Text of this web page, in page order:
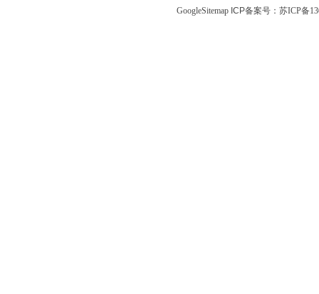
GoogleSitemapICP备案号： 苏ICP备